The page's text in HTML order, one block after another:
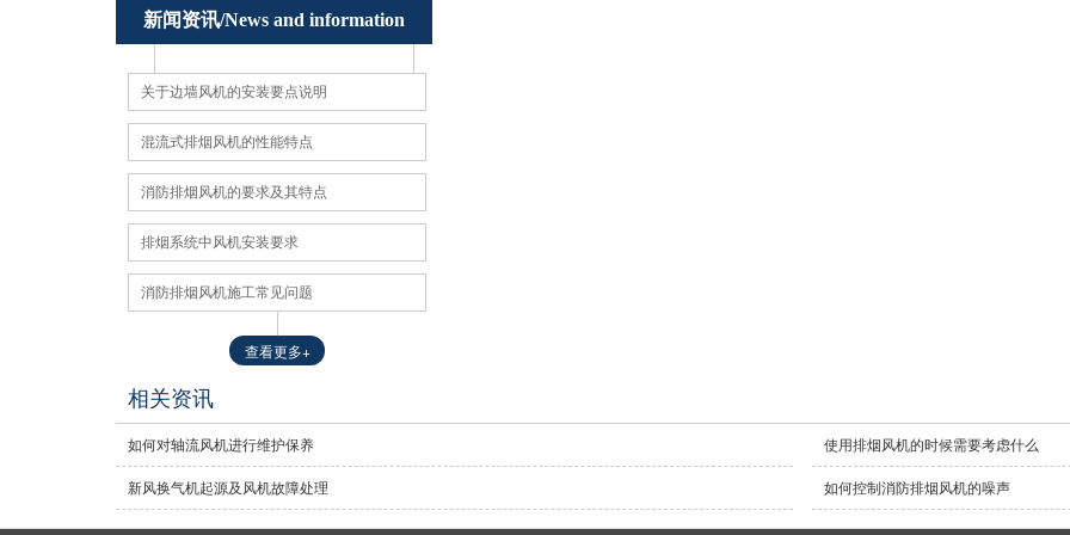
新闻资讯/News and information
关于边墙风机的安装要点说明
混流式排烟风机的性能特点
消防排烟风机的要求及其特点
排烟系统中风机安装要求
消防排烟风机施工常见问题
查看更多+
相关资讯
如何对轴流风机进行维护保养 使用排烟风机的时候需要考虑什么
新风换气机起源及风机故障处理 如何控制消防排烟风机的噪声